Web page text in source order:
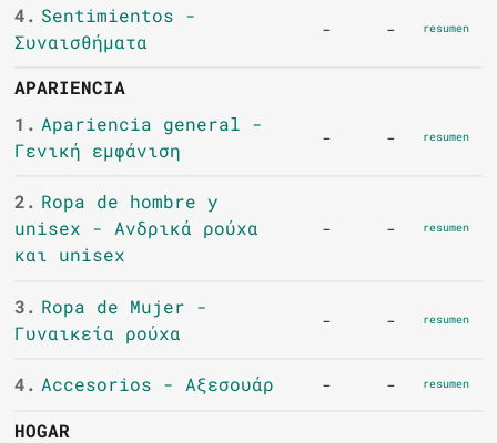
4. Sentimientos -
Συναισθήματα
- - resumen
APARIENCIA
1. Apariencia general -
Γενική εμφάνιση
- - resumen
2. Ropa de hombre y
unisex - Ανδρικά ρούχα
και unisex
- - resumen
3. Ropa de Mujer -
Γυναικεία ρούχα
- - resumen
4. Accesorios - Αξεσουάρ - - resumen
HOGAR